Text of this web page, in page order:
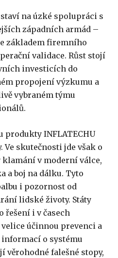
na úzké spolupráci s
západních armád –
základem firemního
validace. Růst stojí
investicích do
propojení výzkumu a
vybraném týmu
INFLATECHU
skutečnosti jde však o
v moderní válce,
a boj na dálku. Tyto
i pozornost od
lidské životy. Státy
řešení i v časech
účinnou prevenci a
o systému
věrohodné falešné stopy,